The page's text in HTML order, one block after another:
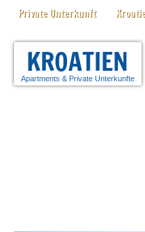
Private Unterkunft
KROATIEN
Apartments & Private Unterkunfte